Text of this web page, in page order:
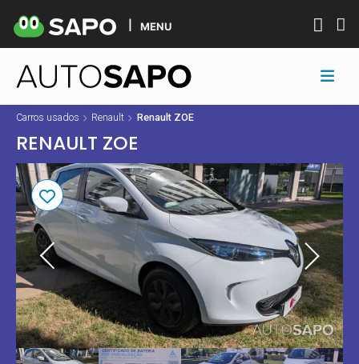
MENU
Carros usados Renault Renault ZOE
RENAULT ZOE